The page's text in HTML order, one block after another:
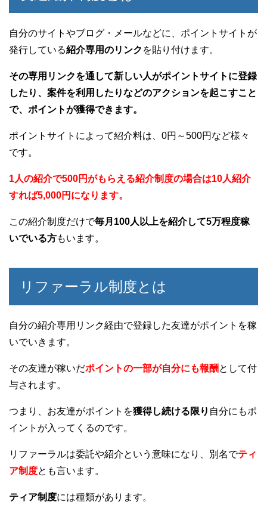
自分のサイトやブログ・メールなどに、ポイントサイトが
発行している紹介専用のリンク を貼り付けます。
その専用リンクを通して新しい人がポイントサイトに登録
したり、案件を利用したりなどのアクションを起こすこと
で、ポイントが獲得できます。
ポイントサイトによって紹介料は、0円～500円など様々
です。
1人の紹介で500円がもらえる紹介制度の場合は10人紹介
すれば5,000円になります。
この紹介制度だけで毎月100人以上を紹介して5万程度稼
いでいる方もいます。
リファーラル制度とは
自分の紹介専用リンク経由で登録した友達がポイントを稼
いでいきます。
その友達が稼いだポイントの一部が自分にも報酬 として付
与されます。
つまり、お友達がポイントを獲得し続ける限り 自分にもポ
イントが入ってくるのです。
リファーラルは委託や紹介という意味になり、別名でティ
ア制度とも言います。
ティア制度には種類があります。